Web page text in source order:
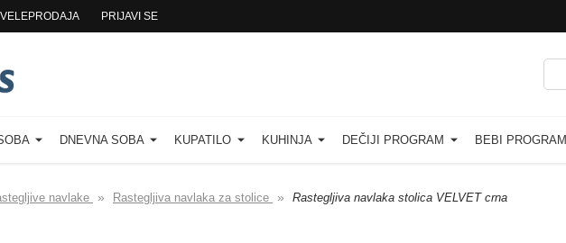
VELEPRODAJA PRIJAVI SE
DNEVNA SOBA KUPATILO KUHINJA DEČIJI PROGRAM BEBI PROGRAM
navlake » Rastegljiva navlaka za stolice » Rastegljiva navlaka stolica VELVET crna